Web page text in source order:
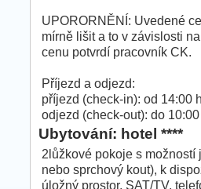
UPORORNĚNÍ: Uvedené
mírně lišit a to v závislosti
cenu potvrdí pracovník CK.
Příjezd a odjezd:
příjezd (check-in): od 14:00
odjezd (check-out): do
Ubytování: hotel ****
2lůžkové pokoje s
nebo sprchový kout), k
úložný prostor, SAT/TV,